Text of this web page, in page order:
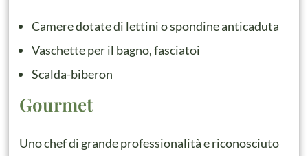
Camere dotate di lettini o spondine anticaduta
Vaschette per il bagno, fasciatoi
Scalda-biberon
Gourmet
Uno chef di grande professionalità e riconosciuto